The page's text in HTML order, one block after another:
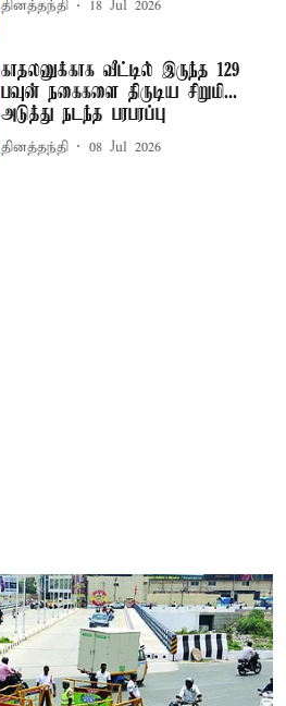
தினத்தந்தி 18 Jul 2026
காதலனுக்காக வீட்டில் இருந்த 129
பவுன் நகைகளை திருடிய சிறுமி...
அடுத்து நடந்த பரபரப்பு
தினத்தந்தி 08 Jul 2026